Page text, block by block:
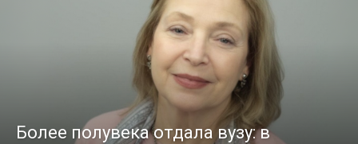
Более полувека отдала вузу: в